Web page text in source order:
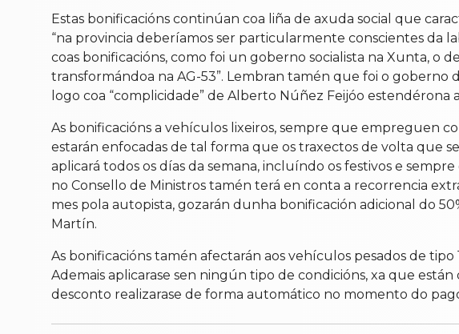
Estas bonificacións continúan coa liña de axuda social que
“na provincia deberíamos ser particularmente conscientes da
coas bonificacións, como foi un goberno socialista na Xunta, o
transformándoa na AG-53”. Lembran tamén que foi o goberno
logo coa “complicidade” de Alberto Núñez Feijóo estendérona
As bonificacións a vehículos lixeiros, sempre que empreguen
estarán enfocadas de tal forma que os traxectos de volta que
aplicará todos os días da semana, incluíndo os festivos e
no Consello de Ministros tamén terá en conta a recorrencia
mes pola autopista, gozarán dunha bonificación adicional do
Martín.
As bonificacións tamén afectarán aos vehículos pesados de
Ademais aplicarase sen ningún tipo de condicións, xa que
desconto realizarase de forma automático no momento do